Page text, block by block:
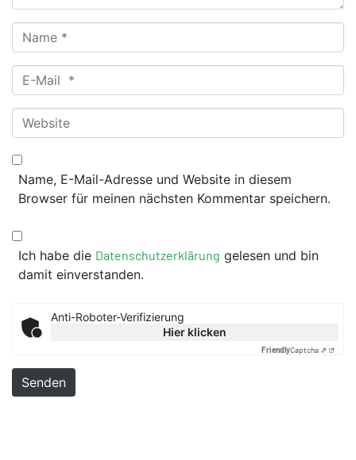
Name
*
E-
Mail
*Website
Name, E-Mail-Adresse und Website in diesem
Browser für meinen nächsten Kommentar speichern.
Ich habe die Datenschutzerklärung gelesen und bin
damit einverstanden.
Anti-Roboter-Verifizierung
Hier klicken
FriendlyCaptcha ⇗
Senden